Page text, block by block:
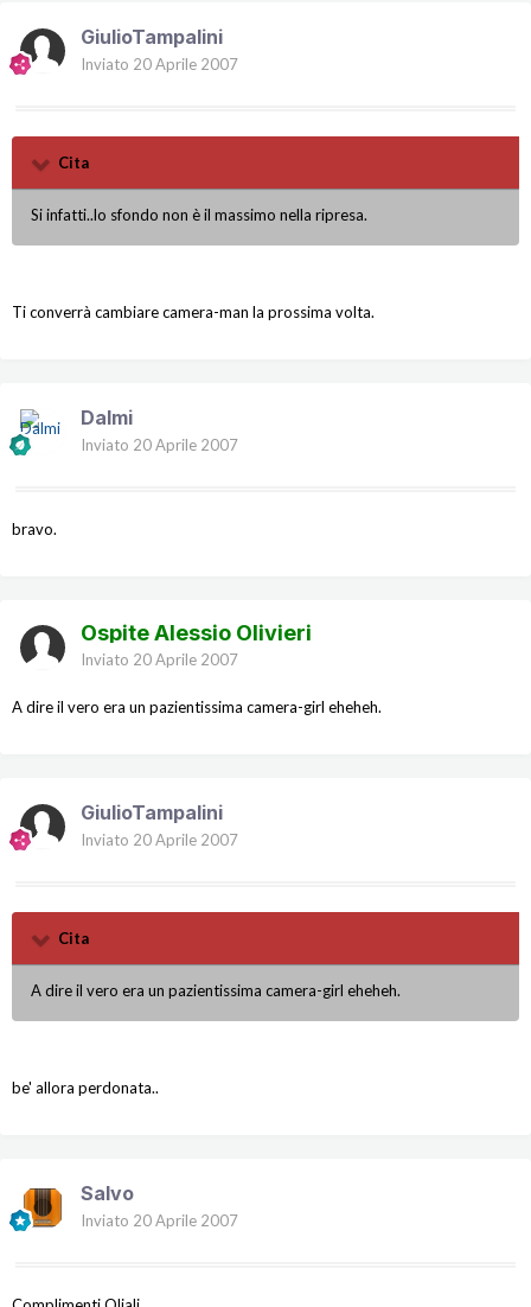
GiulioTampalini
Inviato 20 Aprile 2007
Cita
Si infatti..lo sfondo non è il massimo nella ripresa.
Ti converrà cambiare camera-man la prossima volta.
Dalmi
Inviato 20 Aprile 2007
bravo.
Ospite Alessio Olivieri
Inviato 20 Aprile 2007
A dire il vero era un pazientissima camera-girl eheheh.
GiulioTampalini
Inviato 20 Aprile 2007
Cita
A dire il vero era un pazientissima camera-girl eheheh.
be' allora perdonata..
Salvo
Inviato 20 Aprile 2007